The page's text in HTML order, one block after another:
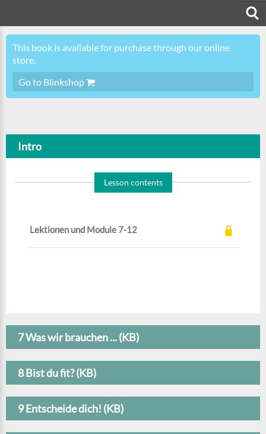
This book is available for purchase through our online
store.
Go to Blinkshop
Intro
Lesson contents
Lektionen und Module 7-12
7 Was wir brauchen ... (KB)
8 Bist du fit? (KB)
9 Entscheide dich! (KB)